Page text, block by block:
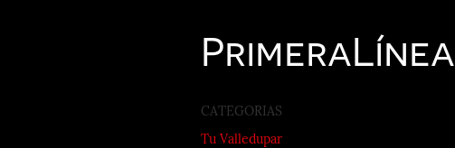
PrimeraLínea
CATEGORIAS
Tu Valledupar